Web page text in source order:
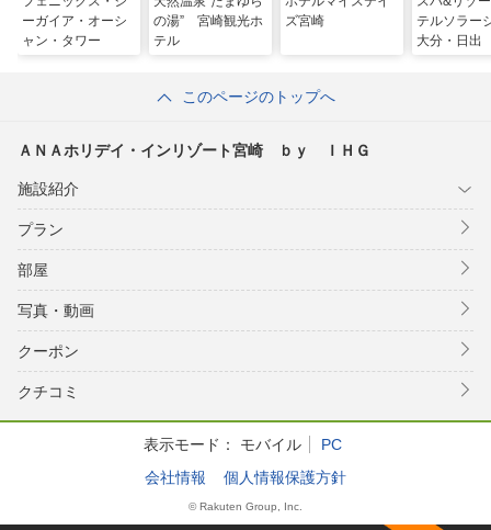
ーガイア・オーシ
ャン・タワー
の湯” 宮崎観光ホ
テル
ズ宮崎
テルソラ
大分・日出
このページのトップへ
ＡＮＡホリデイ・インリゾート宮崎 ｂｙ ＩＨＧ
施設紹介
プラン
部屋
写真・動画
クーポン
クチコミ
表示モード： モバイル
PC
会社情報
個人情報保護方針
© Rakuten Group, Inc.